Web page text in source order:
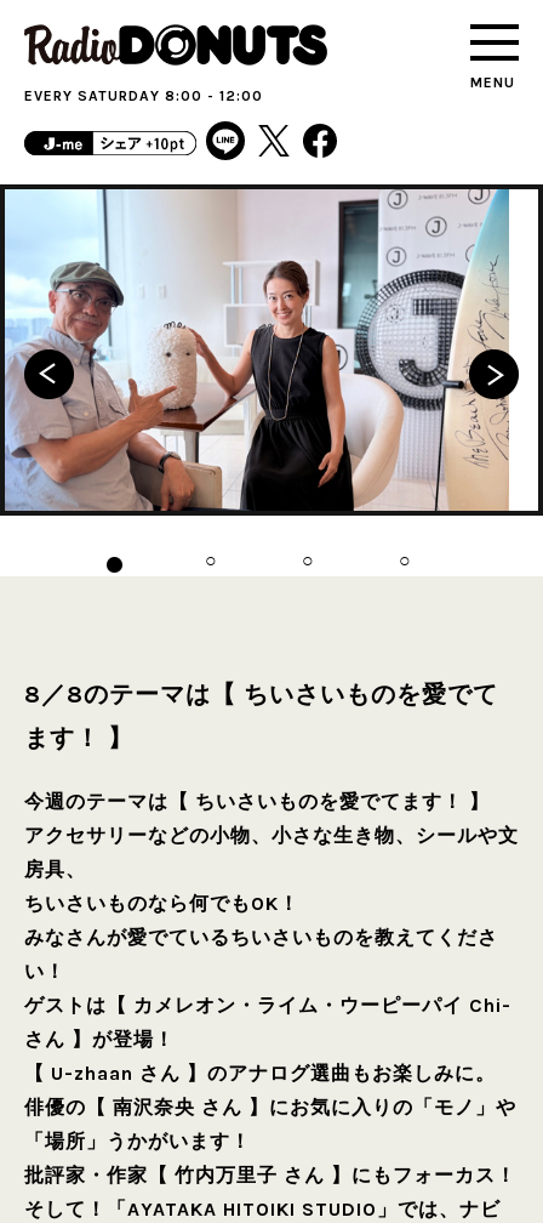
MENU
EVERY SATURDAY 8:00 - 12:00
8／8のテーマは【 ちいさいものを愛でて
ます！ 】
今週のテーマは【 ちいさいものを愛でてます！ 】
アクセサリーなどの小物、小さな生き物、シールや文
房具、
ちいさいものなら何でもOK！
みなさんが愛でているちいさいものを教えてくださ
い！
ゲストは【 カメレオン・ライム・ウーピーパイ Chi-
さん 】が登場！
【 U-zhaan さん 】のアナログ選曲もお楽しみに。
俳優の【 南沢奈央 さん 】にお気に入りの「モノ」や
「場所」うかがいます！
批評家・作家【 竹内万里子 さん 】にもフォーカス！
そして！「AYATAKA HITOIKI STUDIO」では、ナビ